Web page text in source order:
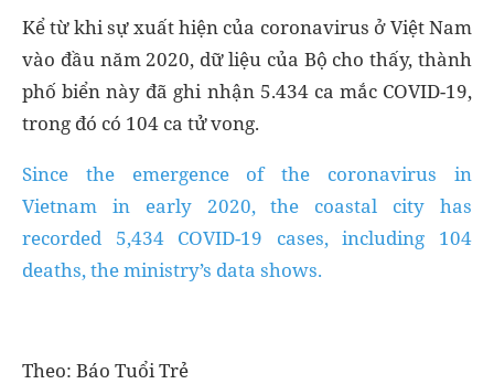
Kể từ khi sự xuất hiện của coronavirus ở Việt Nam
vào đầu năm 2020, dữ liệu của Bộ cho thấy, thành
phố biển này đã ghi nhận 5.434 ca mắc COVID-19,
trong đó có 104 ca tử vong.
Since the emergence of the coronavirus in
Vietnam in early 2020, the coastal city has
recorded 5,434 COVID-19 cases, including 104
deaths, the ministry’s data shows.
Theo: Báo Tuổi Trẻ